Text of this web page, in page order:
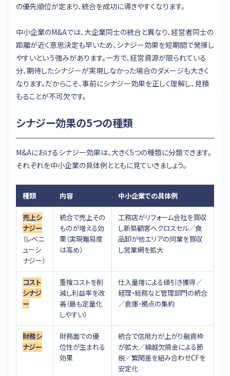
の優先順位が定まり、統合を成功に導きやすくなります。
中小企業のM&Aでは、大企業同士の統合と異なり、経営者同士の
距離が近く意思決定も早いため、シナジー効果を短期間で発揮し
やすいという強みがあります。一方で、経営資源が限られている
分、期待したシナジーが実現しなかった場合のダメージも大きく
なります。だからこそ、事前にシナジー効果を正しく理解し、見積
もることが不可欠です。
シナジー効果の5つの種類
M&Aにおけるシナジー効果は、大きく5つの種類に分類できます。
それぞれを中小企業の具体例とともに見ていきましょう。
種類 内容 中小企業での具体例
売上シ
ナジー
（レベニ
ューシ
ナジー）
統合で売上その
ものが増える効
果（実現難易度
は高め）
工務店がリフォーム会社を買収
し新築顧客へクロスセル／食
品卸が他エリアの同業を買収
し営業網を拡大
コスト
シナジ
ー
重複コストを削
減し利益率を改
善（最も定量化
しやすい）
仕入量増による値引き獲得／
経理・総務など管理部門の統合
／倉庫・拠点の集約
財務シ
ナジー
財務面での優
位性が生まれる
効果
統合で信用力が上がり融資枠
が拡大／繰越欠損金による節
税／繁閑差を組み合わせCFを
安定化